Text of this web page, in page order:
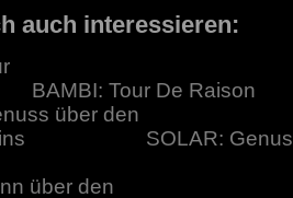
auch interessieren:
BAMBI: Tour De Raison
SOLAR: